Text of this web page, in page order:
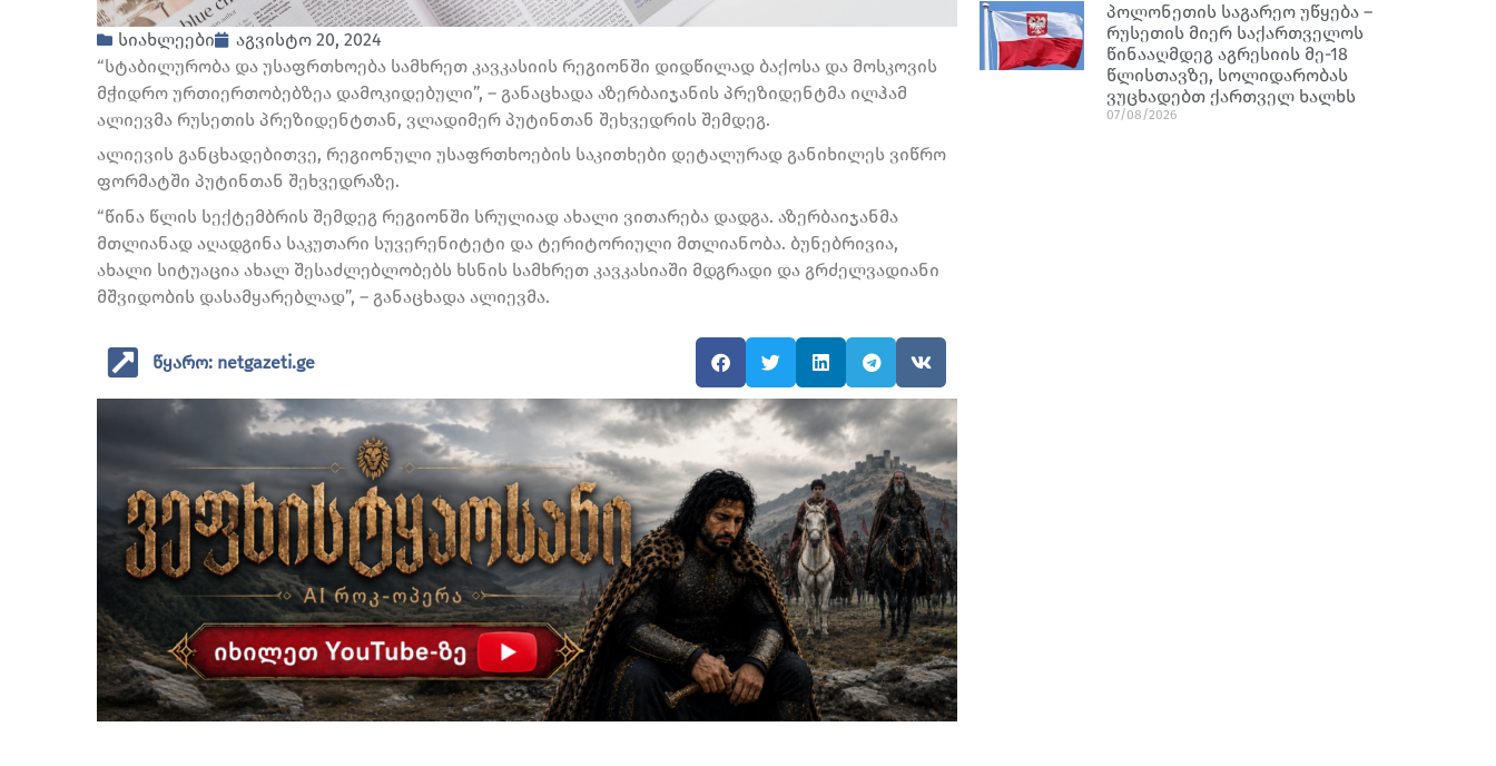
სიახლეები
აგვისტო 20, 2024
“სტაბილურობა და უსაფრთხოება სამხრეთ კავკასიის რეგიონში დიდწილად ბაქოსა და მოსკოვის
მჭიდრო ურთიერთობებზეა დამოკიდებული”, – განაცხადა აზერბაიჯანის პრეზიდენტმა ილჰამ
ალიევმა რუსეთის პრეზიდენტთან, ვლადიმერ პუტინთან შეხვედრის შემდეგ.
ალიევის განცხადებითვე, რეგიონული უსაფრთხოების საკითხები დეტალურად განიხილეს ვიწრო
ფორმატში პუტინთან შეხვედრაზე.
“წინა წლის სექტემბრის შემდეგ რეგიონში სრულიად ახალი ვითარება დადგა. აზერბაიჯანმა
მთლიანად აღადგინა საკუთარი სუვერენიტეტი და ტერიტორიული მთლიანობა. ბუნებრივია,
ახალი სიტუაცია ახალ შესაძლებლობებს ხსნის სამხრეთ კავკასიაში მდგრადი და გრძელვადიანი
მშვიდობის დასამყარებლად”, – განაცხადა ალიევმა.
წყარო: netgazeti.ge
პოლონეთის საგარეო უწყება –
რუსეთის მიერ საქართველოს
წინააღმდეგ აგრესიის მე-18
წლისთავზე, სოლიდარობას
ვუცხადებთ ქართველ ხალხს
07/08/2026